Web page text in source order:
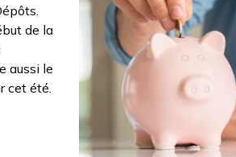
de la
aussi le
cet été.